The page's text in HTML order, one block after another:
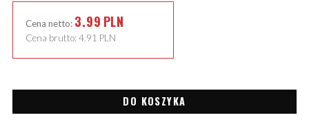
Cena netto: 3.99 PLN
Cena brutto: 4.91 PLN
DO KOSZYKA